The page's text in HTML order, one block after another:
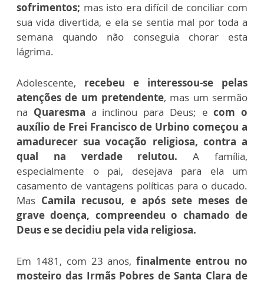
sofrimentos; mas isto era difícil de conciliar com
sua vida divertida, e ela se sentia mal por toda a
semana quando não conseguia chorar esta
lágrima.
Adolescente, recebeu e interessou-se pelas
atenções de um pretendente, mas um sermão
na Quaresma a inclinou para Deus; ecom o
auxílio de Frei Francisco de Urbino começou a
amadurecer sua vocação religiosa, contra a
qual na verdade relutou.A família,
especialmente o pai, desejava para ela um
casamento de vantagens políticas para o ducado.
Mas Camila recusou, e após sete meses de
grave doença, compreendeu o chamado de
Deus e se decidiu pela vida religiosa.
Em 1481, com 23 anos,finalmente entrou no
mosteiro das Irmãs Pobres de Santa Clara de